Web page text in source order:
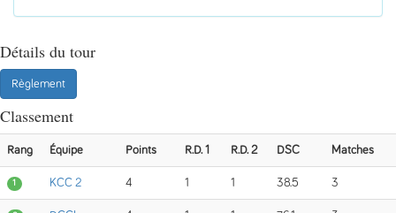
Détails du tour
Règlement
Classement
Rang Équipe Points R.D. 1 R.D. 2 DSC Matches
1 KCC 2 4 1 1 38.5 3